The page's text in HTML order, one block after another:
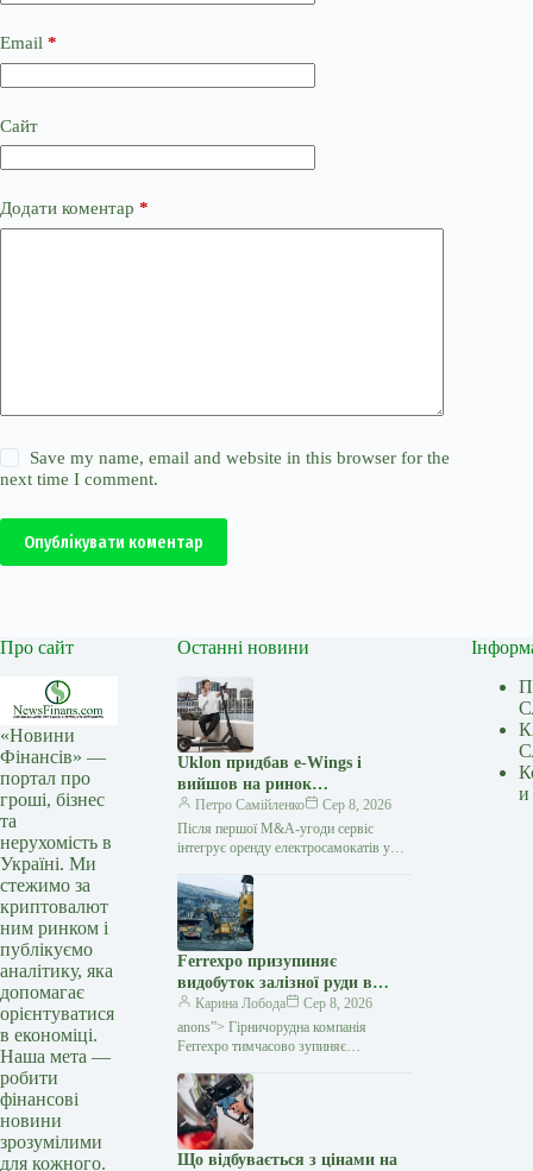
Email *
Сайт
Додати коментар *
Save my name, email and website in this browser for the
next time I comment.
Опублікувати коментар
Про сайт
«Новини
Фінансів» —
портал про
гроші, бізнес
та
нерухомість в
Україні. Ми
стежимо за
криптовалют
ним ринком і
публікуємо
аналітику, яка
допомагає
орієнтуватися
в економіці.
Наша мета —
робити
фінансові
новини
зрозумілими
для кожного.
Останні новини
Uklon придбав e-Wings і
вийшов на ринок
електросамокатів
Петро Самійленко
Сер 8, 2026
Після першої M&A-угоди сервіс
інтегрує оренду електросамокатів у
екосистему міської мобільності
Українська технологічна компанія
Uklon завершила…
Ferrexpo призупиняє
видобуток залізної руди в
Україні через проблеми з
експортом — Мінфін
Карина Лобода
Сер 8, 2026
anons”> Гірничорудна компанія
Ferrexpo тимчасово зупиняє
продукції на своїх українських
підприємствах. Причиною стали
проблеми
Що відбувається з цінами на
и